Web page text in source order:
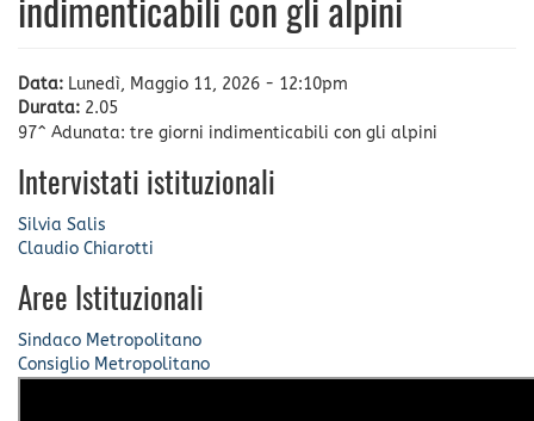
indimenticabili con gli alpini
Data: Lunedì, Maggio 11, 2026 - 12:10pm
Durata: 2.05
97^ Adunata: tre giorni indimenticabili con gli alpini
Intervistati istituzionali
Silvia Salis
Claudio Chiarotti
Aree Istituzionali
Sindaco Metropolitano
Consiglio Metropolitano